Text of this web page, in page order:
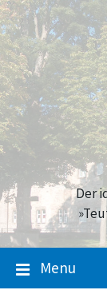
Skip
to
content
Skip
to
main
navigation
Skip
to
footer
Der
Menu